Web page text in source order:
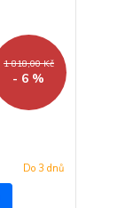
1 818,00 Kč
- 6 %
Do 3 dnů